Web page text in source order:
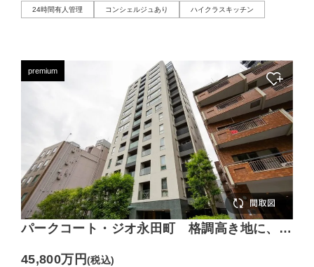
24時間有人管理 コンシェルジュあり ハイクラスキッチン
premium
パークコート・ジオ永田町 格調高き地に、
45,800万円(税込)